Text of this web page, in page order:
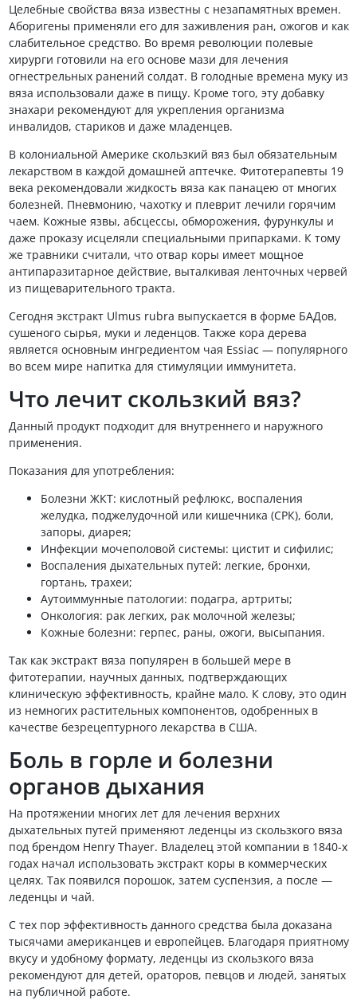
Целебные свойства вяза известны с незапамятных времен.
Аборигены применяли его для заживления ран, ожогов и как
слабительное средство. Во время революции полевые
хирурги готовили на его основе мази для лечения
огнестрельных ранений солдат. В голодные времена муку из
вяза использовали даже в пищу. Кроме того, эту добавку
знахари рекомендуют для укрепления организма
инвалидов, стариков и даже младенцев.
В колониальной Америке скользкий вяз был обязательным
лекарством в каждой домашней аптечке. Фитотерапевты 19
века рекомендовали жидкость вяза как панацею от многих
болезней. Пневмонию, чахотку и плеврит лечили горячим
чаем. Кожные язвы, абсцессы, обморожения, фурункулы и
даже проказу исцеляли специальными припарками. К тому
же травники считали, что отвар коры имеет мощное
антипаразитарное действие, выталкивая ленточных червей
из пищеварительного тракта.
Сегодня экстракт Ulmus rubra выпускается в форме БАДов,
сушеного сырья, муки и леденцов. Также кора дерева
является основным ингредиентом чая Essiac — популярного
во всем мире напитка для стимуляции иммунитета.
Что лечит скользкий вяз?
Данный продукт подходит для внутреннего и наружного
применения.
Показания для употребления:
Болезни ЖКТ: кислотный рефлюкс, воспаления
желудка, поджелудочной или кишечника (СРК), боли,
запоры, диарея;
Инфекции мочеполовой системы: цистит и сифилис;
Воспаления дыхательных путей: легкие, бронхи,
гортань, трахеи;
Аутоиммунные патологии: подагра, артриты;
Онкология: рак легких, рак молочной железы;
Кожные болезни: герпес, раны, ожоги, высыпания.
Так как экстракт вяза популярен в большей мере в
фитотерапии, научных данных, подтверждающих
клиническую эффективность, крайне мало. К слову, это один
из немногих растительных компонентов, одобренных в
качестве безрецептурного лекарства в США.
Боль в горле и болезни
органов дыхания
На протяжении многих лет для лечения верхних
дыхательных путей применяют леденцы из скользкого вяза
под брендом Henry Thayer. Владелец этой компании в 1840-х
годах начал использовать экстракт коры в коммерческих
целях. Так появился порошок, затем суспензия, а после —
леденцы и чай.
С тех пор эффективность данного средства была доказана
тысячами американцев и европейцев. Благодаря приятному
вкусу и удобному формату, леденцы из скользкого вяза
рекомендуют для детей, ораторов, певцов и людей, занятых
на публичной работе.